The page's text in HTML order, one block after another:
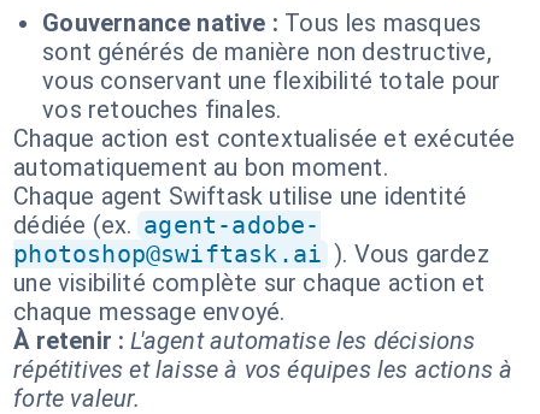
Gouvernance native : Tous les masques
sont générés de manière non destructive,
vous conservant une flexibilité totale pour
vos retouches finales.
Chaque action est contextualisée et exécutée
automatiquement au bon moment.
Chaque agent Swiftask utilise une identité
dédiée (ex. agent-adobe-
photoshop@swiftask.ai ). Vous gardez
une visibilité complète sur chaque action et
chaque message envoyé.
À retenir : L'agent automatise les décisions
répétitives et laisse à vos équipes les actions à
forte valeur.